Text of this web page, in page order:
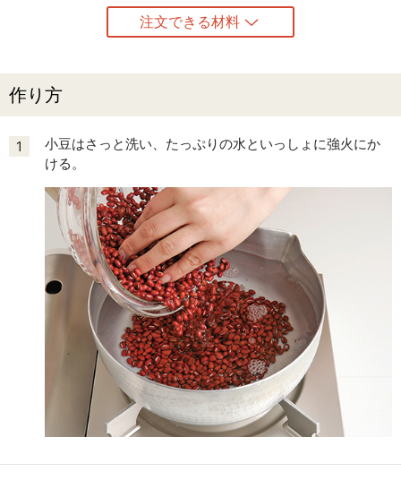
注文できる材料
作り方
1
小豆はさっと洗い、たっぷりの水といっしょに強火にか
ける。